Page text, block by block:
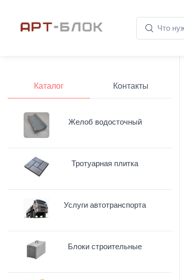
Каталог Контакты
Желоб водосточный
Тротуарная плитка
Услуги автотранспорта
Блоки строительные